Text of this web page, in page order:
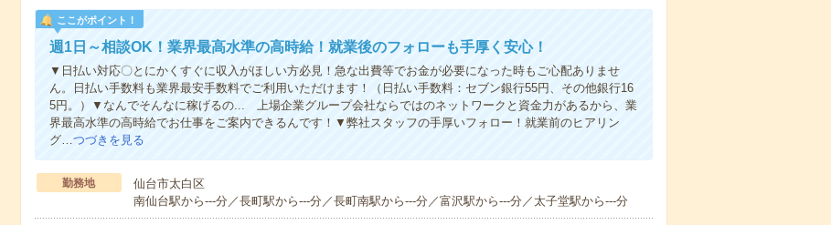
ここがポイント！
週1日～相談OK！業界最高水準の高時給！就業後のフォローも手厚く安心！
▼日払い対応〇とにかくすぐに収入がほしい方必見！急な出費等でお金が必要になった時もご心配ありませ
ん。日払い手数料も業界最安手数料でご利用いただけます！（日払い手数料：セブン銀行55円、その他銀行16
5円。）▼なんでそんなに稼げるの... 上場企業グループ会社ならではのネットワークと資金力があるから、業
界最高水準の高時給でお仕事をご案内できるんです！▼弊社スタッフの手厚いフォロー！就業前のヒアリン
グ…つづきを見る
勤務地
仙台市太白区
南仙台駅から---分／長町駅から---分／長町南駅から---分／富沢駅から---分／太子堂駅から---分